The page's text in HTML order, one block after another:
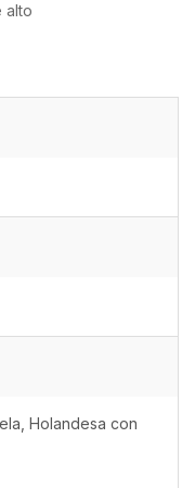
alto
Holandesa con